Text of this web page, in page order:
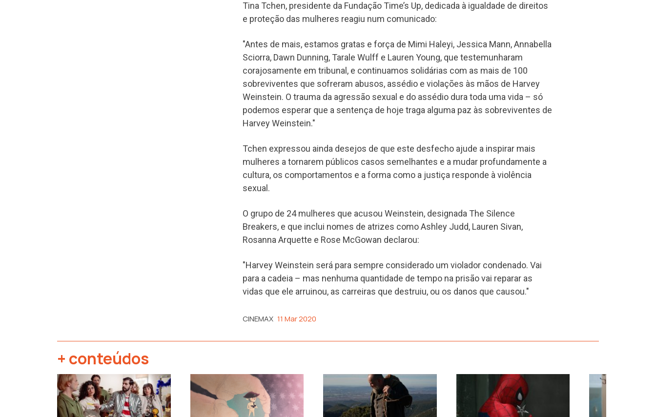
Tina Tchen, presidente da Fundação Time’s Up, dedicada à igualdade de direitos
e proteção das mulheres reagiu num comunicado:
"Antes de mais, estamos gratas e força de Mimi Haleyi, Jessica Mann, Annabella
Sciorra, Dawn Dunning, Tarale Wulff e Lauren Young, que testemunharam
corajosamente em tribunal, e continuamos solidárias com as mais de 100
sobreviventes que sofreram abusos, assédio e violações às mãos de Harvey
Weinstein. O trauma da agressão sexual e do assédio dura toda uma vida – só
podemos esperar que a sentença de hoje traga alguma paz às sobreviventes de
Harvey Weinstein."
Tchen expressou ainda desejos de que este desfecho ajude a inspirar mais
mulheres a tornarem públicos casos semelhantes e a mudar profundamente a
cultura, os comportamentos e a forma como a justiça responde à violência
sexual.
O grupo de 24 mulheres que acusou Weinstein, designada The Silence
Breakers, e que inclui nomes de atrizes como Ashley Judd, Lauren Sivan,
Rosanna Arquette e Rose McGowan declarou:
"Harvey Weinstein será para sempre considerado um violador condenado. Vai
para a cadeia – mas nenhuma quantidade de tempo na prisão vai reparar as
vidas que ele arruinou, as carreiras que destruiu, ou os danos que causou."
CINEMAX 11 Mar 2020
+ conteúdos
‹